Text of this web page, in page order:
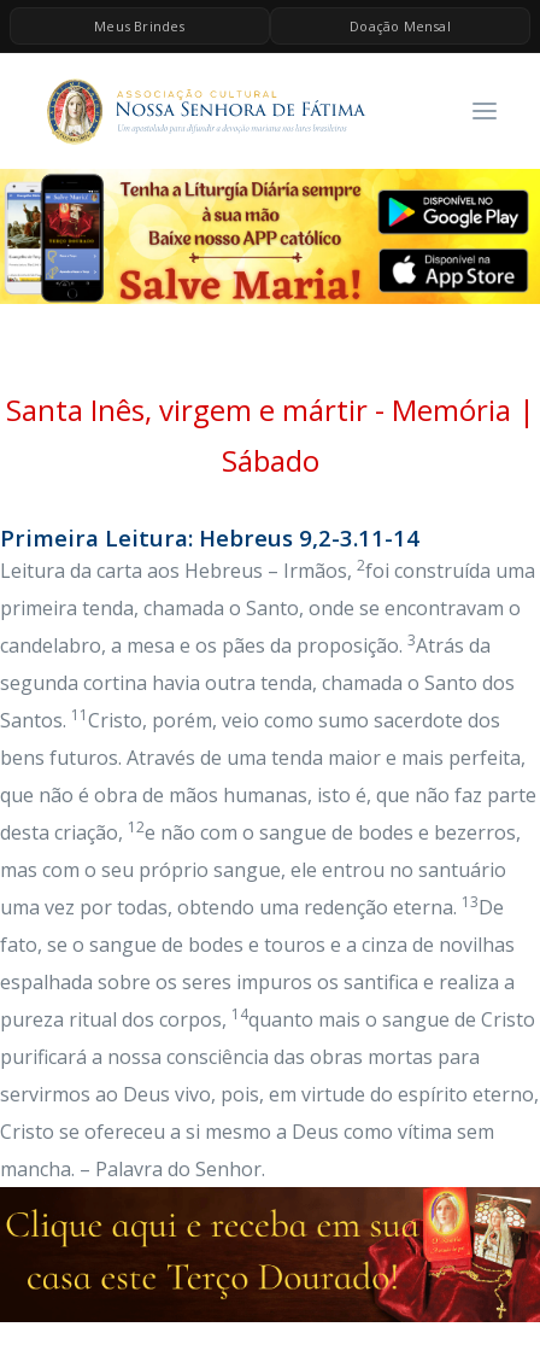
Meus Brindes Doação Mensal
HOME
A ASSOCIAÇÃO
CONTEÚDOS DE MARIA
ESPIRITUALIDADE
AS MELHORES MÚSICAS CATÓLICAS
BRINDES
Santa Inês, virgem e mártir - Memória |
Sábado
Primeira Leitura: Hebreus 9,2-3.11-14
Leitura da carta aos Hebreus – Irmãos, 2foi construída uma
primeira tenda, chamada o Santo, onde se encontravam o
candelabro, a mesa e os pães da proposição. 3Atrás da
segunda cortina havia outra tenda, chamada o Santo dos
Santos. 11Cristo, porém, veio como sumo sacerdote dos
bens futuros. Através de uma tenda maior e mais perfeita,
que não é obra de mãos humanas, isto é, que não faz parte
desta criação, 12e não com o sangue de bodes e bezerros,
mas com o seu próprio sangue, ele entrou no santuário
uma vez por todas, obtendo uma redenção eterna. 13De
fato, se o sangue de bodes e touros e a cinza de novilhas
espalhada sobre os seres impuros os santifica e realiza a
pureza ritual dos corpos, 14quanto mais o sangue de Cristo
purificará a nossa consciência das obras mortas para
servirmos ao Deus vivo, pois, em virtude do espírito eterno,
Cristo se ofereceu a si mesmo a Deus como vítima sem
mancha. – Palavra do Senhor.